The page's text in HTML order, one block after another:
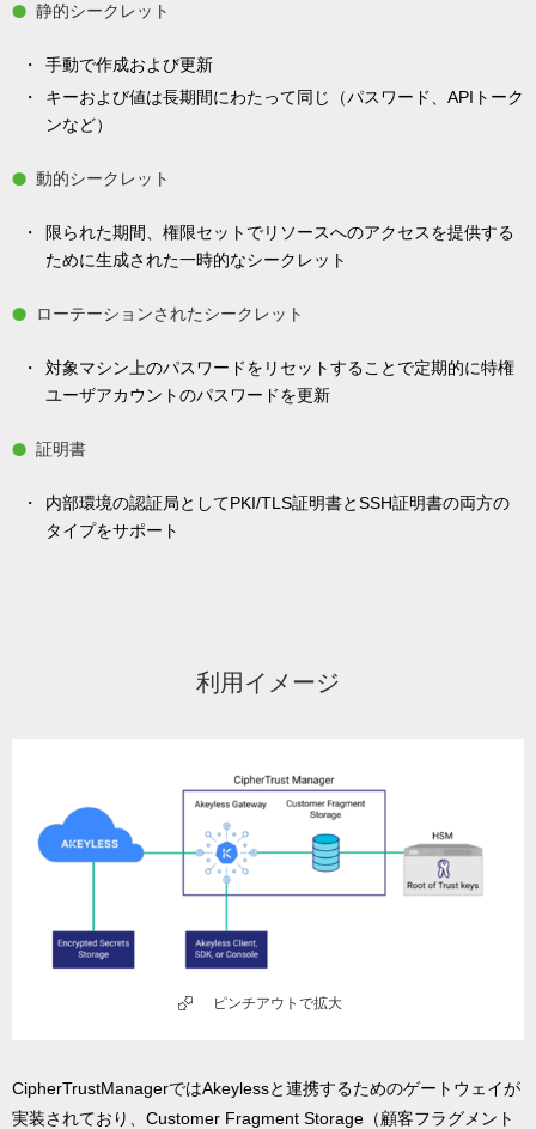
静的シークレット
手動で作成および更新
キーおよび値は長期間にわたって同じ（パスワード、APIトーク
ンなど）
動的シークレット
限られた期間、権限セットでリソースへのアクセスを提供する
ために生成された一時的なシークレット
ローテーションされたシークレット
対象マシン上のパスワードをリセットすることで定期的に特権
ユーザアカウントのパスワードを更新
証明書
内部環境の認証局としてPKI/TLS証明書とSSH証明書の両方の
タイプをサポート
利用イメージ
ピンチアウトで拡大
CipherTrustManagerではAkeylessと連携するためのゲートウェイが
実装されており、Customer Fragment Storage（顧客フラグメント